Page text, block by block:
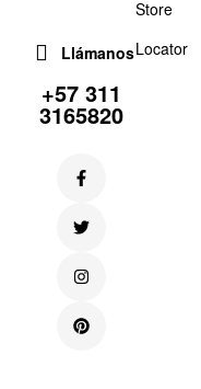
Llámanos
+57 311
3165820
Store
Locator